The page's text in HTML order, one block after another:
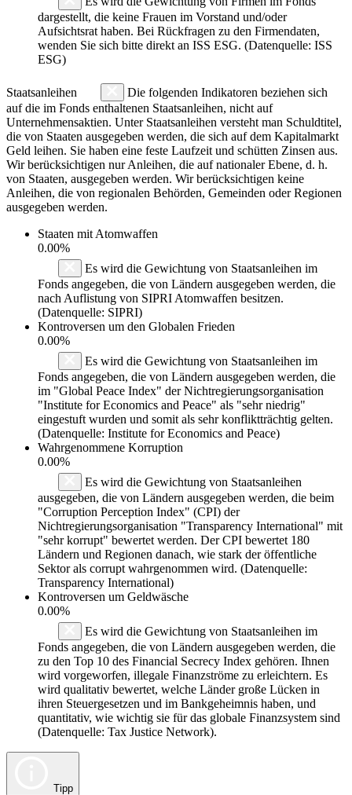
dargestellt, die keine Frauen im Vorstand und/oder
Aufsichtsrat haben. Bei Rückfragen zu den Firmendaten,
wenden Sie sich bitte direkt an ISS ESG. (Datenquelle: ISS
ESG)
Staatsanleihen
Die folgenden Indikatoren beziehen sich
auf die im Fonds enthaltenen Staatsanleihen, nicht auf
Unternehmensaktien. Unter Staatsanleihen versteht man Schuldtitel,
die von Staaten ausgegeben werden, die sich auf dem Kapitalmarkt
Geld leihen. Sie haben eine feste Laufzeit und schütten Zinsen aus.
Wir berücksichtigen nur Anleihen, die auf nationaler Ebene, d. h.
von Staaten, ausgegeben werden. Wir berücksichtigen keine
Anleihen, die von regionalen Behörden, Gemeinden oder Regionen
ausgegeben werden.
Staaten mit Atomwaffen
0.00%
Es wird die Gewichtung von Staatsanleihen im
Fonds angegeben, die von Ländern ausgegeben werden, die
nach Auflistung von SIPRI Atomwaffen besitzen.
(Datenquelle: SIPRI)
Kontroversen um den Globalen Frieden
0.00%
Es wird die Gewichtung von Staatsanleihen im
Fonds angegeben, die von Ländern ausgegeben werden, die
im "Global Peace Index" der Nichtregierungsorganisation
"Institute for Economics and Peace" als "sehr niedrig"
eingestuft wurden und somit als sehr konfliktträchtig gelten.
(Datenquelle: Institute for Economics and Peace)
Wahrgenommene Korruption
0.00%
Es wird die Gewichtung von Staatsanleihen
ausgegeben, die von Ländern ausgegeben werden, die beim
"Corruption Perception Index" (CPI) der
Nichtregierungsorganisation "Transparency International" mit
"sehr korrupt" bewertet werden. Der CPI bewertet 180
Ländern und Regionen danach, wie stark der öffentliche
Sektor als corrupt wahrgenommen wird. (Datenquelle:
Transparency International)
Kontroversen um Geldwäsche
0.00%
Es wird die Gewichtung von Staatsanleihen im
Fonds angegeben, die von Ländern ausgegeben werden, die
zu den Top 10 des Financial Secrecy Index gehören. Ihnen
wird vorgeworfen, illegale Finanzströme zu erleichtern. Es
wird qualitativ bewertet, welche Länder große Lücken in
ihren Steuergesetzen und im Bankgeheimnis haben, und
quantitativ, wie wichtig sie für das globale Finanzsystem sind
(Datenquelle: Tax Justice Network).
Tipp